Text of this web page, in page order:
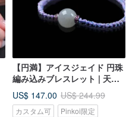
【円満】アイスジェイド 円珠
編み込みブレスレット | 天然
ミャンマー産ジェダイト翡翠
A 貨 | ギフト
US$ 147.00 US$ 244.99
カスタム可 Pinkoi限定